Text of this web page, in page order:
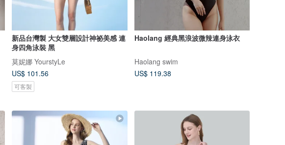
新品台灣製 大女雙層設計神祕美感 連
身四角泳裝 黑
莫妮娜 YourstyLe
US$ 101.56
可客製
Haolang 經典黑浪波微辣連身泳衣
Haolang swim
US$ 119.38